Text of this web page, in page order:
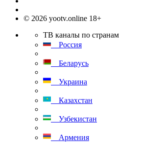
© 2026 yootv.online 18+
ТВ каналы по странам
Россия
Беларусь
Украина
Казахстан
Узбекистан
Армения